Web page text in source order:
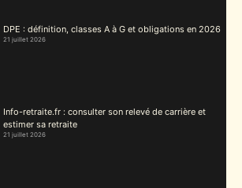
DPE : définition, classes A à G et obligations en 2026
21 juillet 2026
Info-retraite.fr : consulter son relevé de carrière et
estimer sa retraite
21 juillet 2026